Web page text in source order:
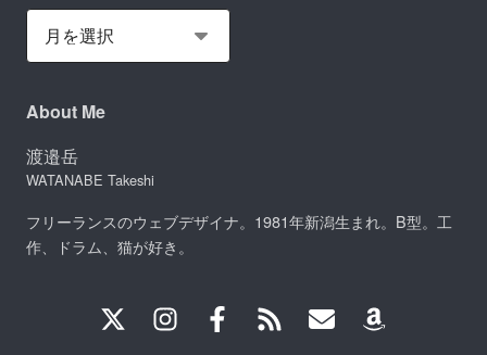
About Me
渡邉岳
WATANABE Takeshi
フリーランスのウェブデザイナ。1981年新潟生まれ。B型。工
作、ドラム、猫が好き。